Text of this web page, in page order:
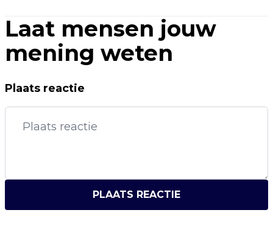
Laat mensen jouw
mening weten
Plaats reactie
PLAATS REACTIE